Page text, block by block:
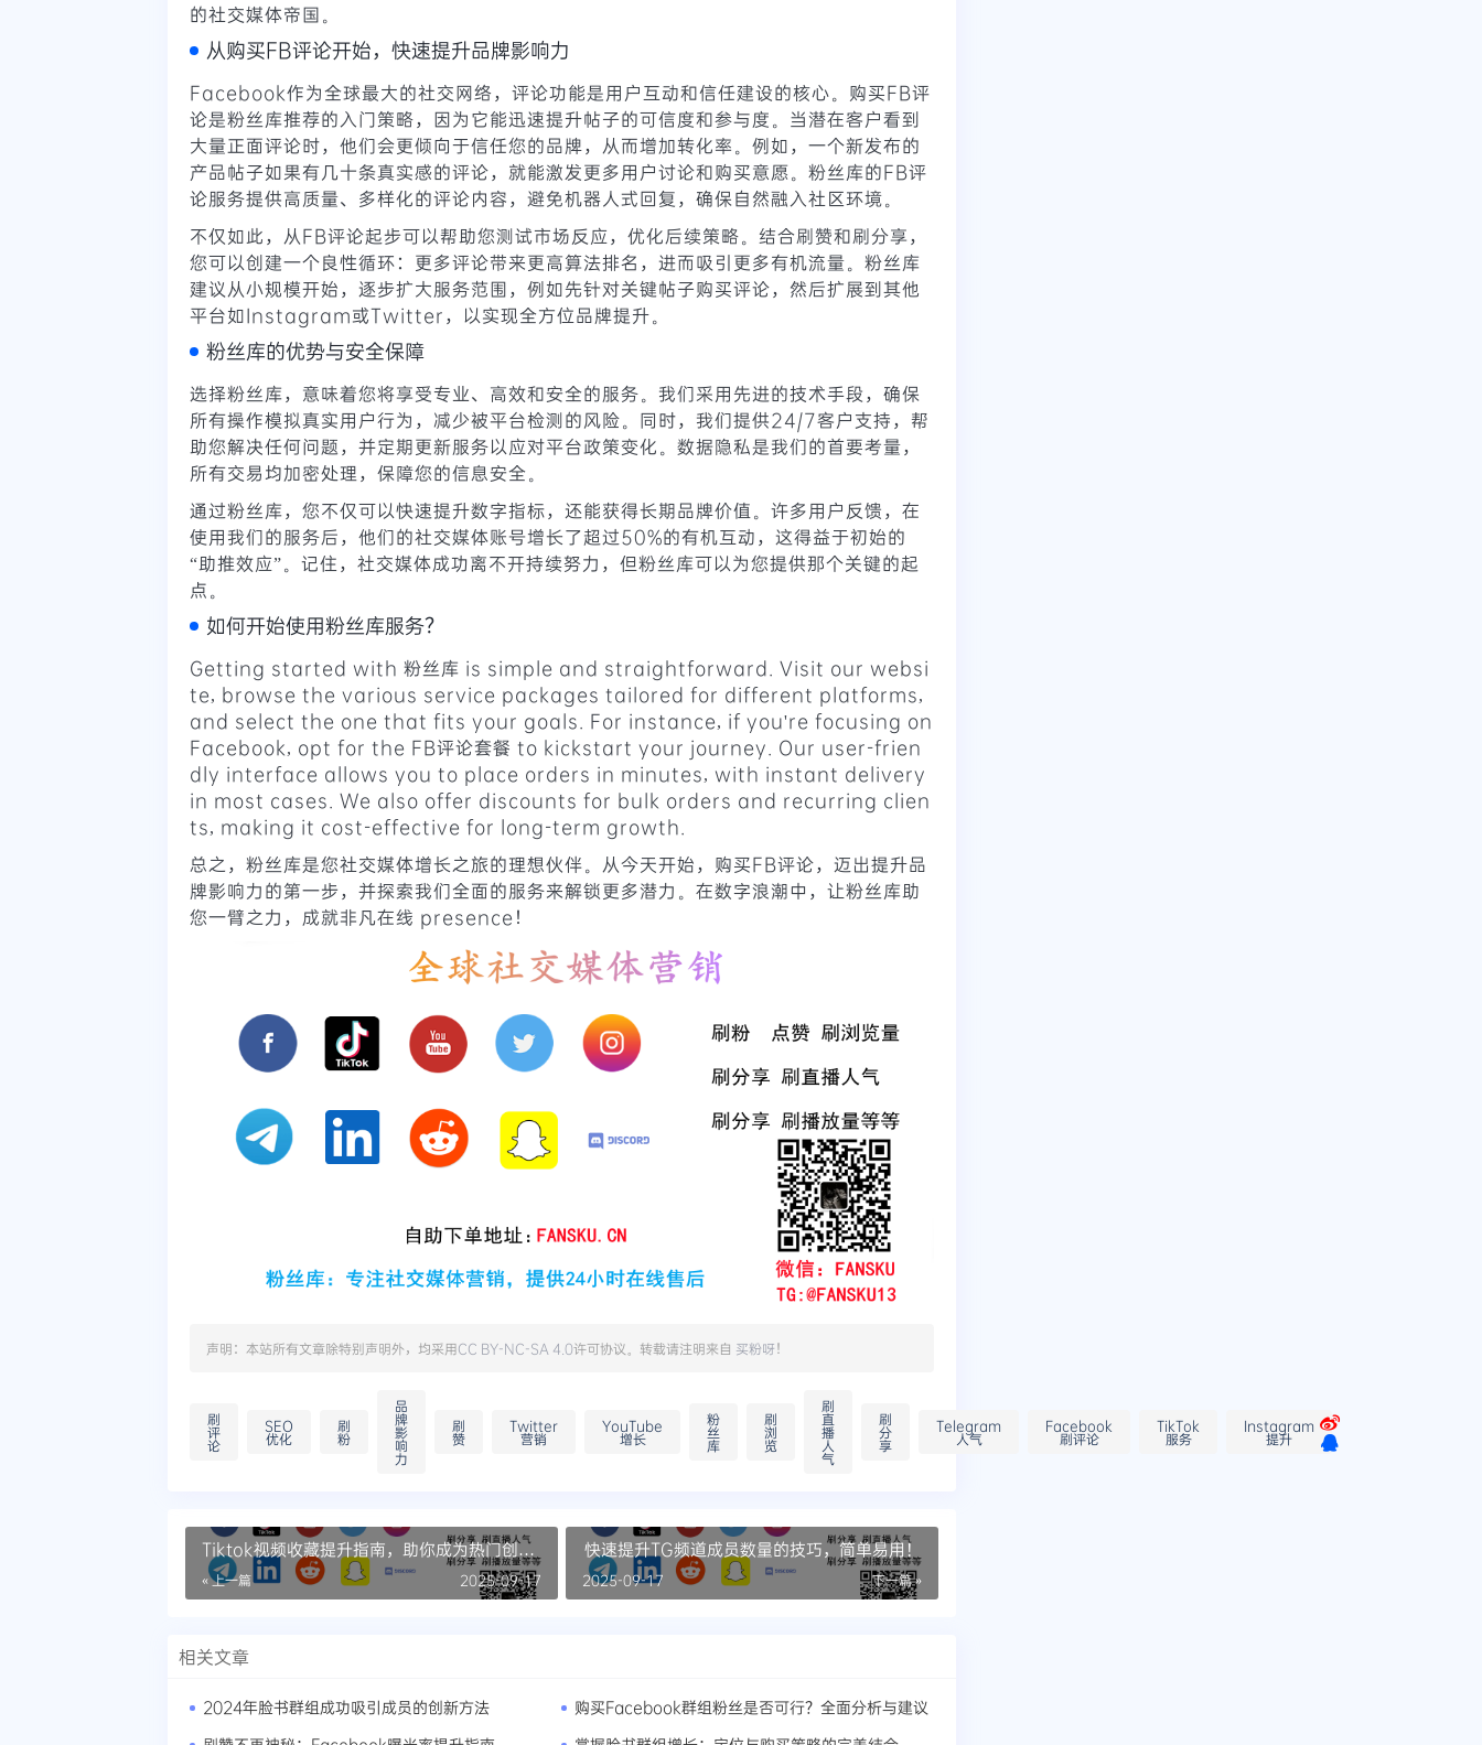
的社交媒体帝国。
从购买FB评论开始，快速提升品牌影响力
Facebook作为全球最大的社交网络，评论功能是用户互动和信任建设的核心。购买FB评
论是粉丝库推荐的入门策略，因为它能迅速提升帖子的可信度和参与度。当潜在客户看到
大量正面评论时，他们会更倾向于信任您的品牌，从而增加转化率。例如，一个新发布的
产品帖子如果有几十条真实感的评论，就能激发更多用户讨论和购买意愿。粉丝库的FB评
论服务提供高质量、多样化的评论内容，避免机器人式回复，确保自然融入社区环境。
不仅如此，从FB评论起步可以帮助您测试市场反应，优化后续策略。结合刷赞和刷分享，
您可以创建一个良性循环：更多评论带来更高算法排名，进而吸引更多有机流量。粉丝库
建议从小规模开始，逐步扩大服务范围，例如先针对关键帖子购买评论，然后扩展到其他
平台如Instagram或Twitter，以实现全方位品牌提升。
粉丝库的优势与安全保障
选择粉丝库，意味着您将享受专业、高效和安全的服务。我们采用先进的技术手段，确保
所有操作模拟真实用户行为，减少被平台检测的风险。同时，我们提供24/7客户支持，帮
助您解决任何问题，并定期更新服务以应对平台政策变化。数据隐私是我们的首要考量，
所有交易均加密处理，保障您的信息安全。
通过粉丝库，您不仅可以快速提升数字指标，还能获得长期品牌价值。许多用户反馈，在
使用我们的服务后，他们的社交媒体账号增长了超过50%的有机互动，这得益于初始的
“助推效应”。记住，社交媒体成功离不开持续努力，但粉丝库可以为您提供那个关键的起
点。
如何开始使用粉丝库服务？
Getting started with 粉丝库 is simple and straightforward. Visit our websi
te, browse the various service packages tailored for different platforms,
and select the one that fits your goals. For instance, if you're focusing on
Facebook, opt for the FB评论套餐 to kickstart your journey. Our user-frien
dly interface allows you to place orders in minutes, with instant delivery
in most cases. We also offer discounts for bulk orders and recurring clien
ts, making it cost-effective for long-term growth.
总之，粉丝库是您社交媒体增长之旅的理想伙伴。从今天开始，购买FB评论，迈出提升品
牌影响力的第一步，并探索我们全面的服务来解锁更多潜力。在数字浪潮中，让粉丝库助
您一臂之力，成就非凡在线 presence！
声明：本站所有文章除特别声明外，均采用CC BY-NC-SA 4.0许可协议。转载请注明来自 买粉呀！
刷
评
论
SEO
优化
刷
粉
品
牌
影
响
力
刷
赞
Twitter
营销
YouTube
增长
粉
丝
库
刷
浏
览
刷
直
播
人
气
刷
分
享
Telegram
人气
Facebook
刷评论
TikTok
服务
Instagram
提升
Tiktok视频收藏提升指南，助你成为热门创作
者
« 上一篇 2025-09-17
快速提升TG频道成员数量的技巧，简单易用！
下一篇 »
2025-09-17
相关文章
2024年脸书群组成功吸引成员的创新方法
购买Facebook群组粉丝是否可行？全面分析与建议